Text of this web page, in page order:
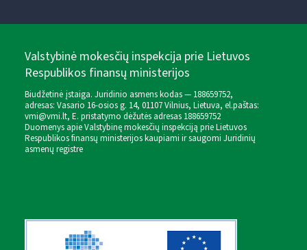
Valstybinė mokesčių inspekcija prie Lietuvos
Respublikos finansų ministerijos
Biudžetinė įstaiga. Juridinio asmens kodas — 188659752,
adresas: Vasario 16-osios g. 14, 01107 Vilnius, Lietuva, el.paštas:
vmi@vmi.lt, E. pristatymo dėžutės adresas 188659752
Duomenys apie Valstybinę mokesčių inspekciją prie Lietuvos
Respublikos finansų ministerijos kaupiami ir saugomi Juridinių
asmenų registre